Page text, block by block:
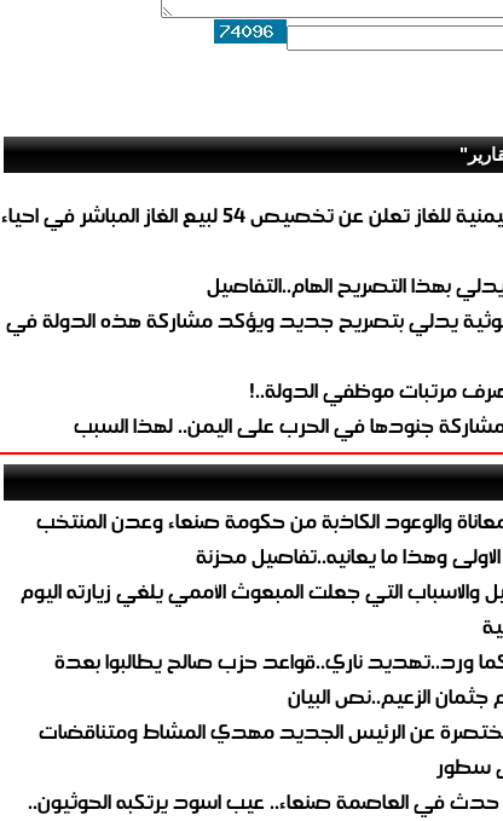
عاجل..الشركة اليمنية للغاز تعلن عن تخصيص 54 لبيع الغاز المباشر في احياء
بهذا التصريح الهام..التفاصيل
يدلي بتصريح جديد ويؤكد مشاركة هذه الدولة في
مرتبات موظفي الدولة..!
جنودها في الحرب على اليمن.. لهذا السبب
والوعود الكاذبة من حكومة صنعاء وعدن المنتخب
وهذا ما يعانيه..تفاصيل محزنة
والاسباب التي جعلت المبعوث الأممي يلغي زيارته اليوم
ورد..تهديد ناري..قواعد حزب صالح يطالبوا بعدة
الزعيم..نص البيان
عن الرئيس الجديد مهدي المشاط ومتناقضات
سطور
حدث في العاصمة صنعاء.. عيب اسود يرتكبه الحوثيون..